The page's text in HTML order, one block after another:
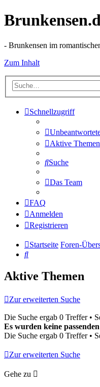
- Brunkensen im
Zum Inhalt
Schnellzugriff
Aktive Themen
Suche
Das Team
FAQ
Anmelden
Registrieren
Startseite Foren-
Suche
Aktive Themen
Zur erweiterten Suche
Die Suche ergab 0 Treffer •
Es wurden keine
Die Suche ergab 0 Treffer •
Zur erweiterten Suche
Gehe zu